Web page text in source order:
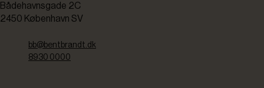
Bådehavnsgade 2C
2450 København SV
bb@bentbrandt.dk
8930 0000